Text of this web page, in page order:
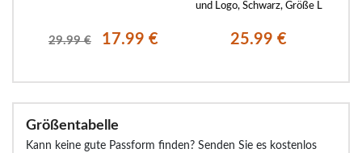
29.99 € 17.99 €
und Logo, Schwarz, Größe L
25.99 €
Größentabelle
Kann keine gute Passform finden? Senden Sie es kostenlos